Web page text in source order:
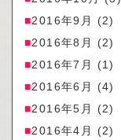
2016年9月
(2)
2016年8月
(2)
2016年7月
(1)
2016年6月
(4)
2016年5月
(2)
2016年4月
(2)